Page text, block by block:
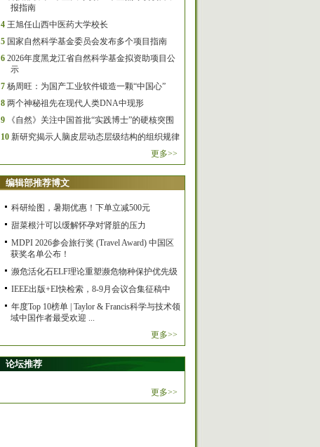
报指南
4 王旭任山西中医药大学校长
5 国家自然科学基金委员会发布多个项目指南
6 2026年度黑龙江省自然科学基金拟资助项目公
示
7 杨周旺：为国产工业软件锻造一颗“中国心”
8 两个神秘祖先在现代人类DNA中现形
9
《自然》关注中国首批“实践博士”的硬核突围
10 新研究揭示人脑皮层动态层级结构的组织规律
更多>>
编辑部推荐博文
科研绘图，暑期优惠！下单立减500元
甜菜根汁可以缓解怀孕对肾脏的压力
MDPI 2026参会旅行奖 (Travel Award) 中国区
获奖名单公布！
濒危活化石ELF理论重塑濒危物种保护优先级
IEEE出版+EI快检索，8-9月会议合集征稿中
年度Top 10榜单 | Taylor & Francis科学与技术领
域中国作者最受欢迎 ...
更多>>
论坛推荐
更多>>